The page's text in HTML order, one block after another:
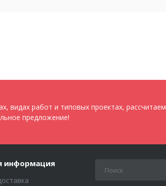
видах работ и типовых проектах, рассчитаем
предложение!
информация